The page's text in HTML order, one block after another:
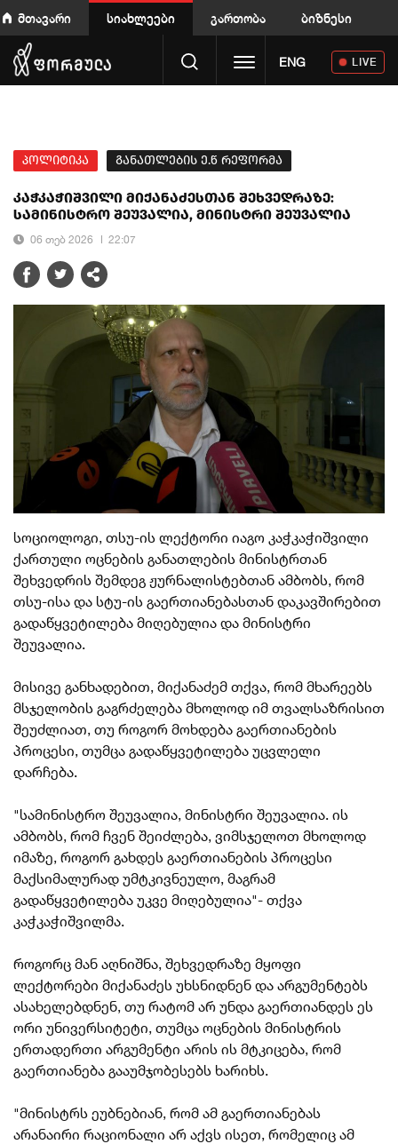
მთავარი სიახლეები გართობა ბიზნესი
Toggle navigation
ENG LIVE
პოლიტიკა განათლების ე.წ რეფორმა
კაჭკაჭიშვილი მიქანაძესთან შეხვედრაზე:
სამინისტრო შეუვალია, მინისტრი შეუვალია
06 თებ 2026 22:07
სოციოლოგი, თსუ-ის ლექტორი იაგო კაჭკაჭიშვილი
ქართული ოცნების განათლების მინისტრთან
შეხვედრის შემდეგ ჟურნალისტებთან ამბობს, რომ
თსუ-ისა და სტუ-ის გაერთიანებასთან დაკავშირებით
გადაწყვეტილება მიღებულია და მინისტრი
შეუვალია.
მისივე განხადებით, მიქანაძემ თქვა, რომ მხარეებს
მსჯელობის გაგრძელება მხოლოდ იმ თვალსაზრისით
შეუძლიათ, თუ როგორ მოხდება გაერთიანების
პროცესი, თუმცა გადაწყვეტილება უცვლელი
დარჩება.
"სამინისტრო შეუვალია, მინისტრი შეუვალია. ის
ამბობს, რომ ჩვენ შეიძლება, ვიმსჯელოთ მხოლოდ
იმაზე, როგორ გახდეს გაერთიანების პროცესი
მაქსიმალურად უმტკივნეულო, მაგრამ
გადაწყვეტილება უკვე მიღებულია"- თქვა
კაჭკაჭიშვილმა.
როგორც მან აღნიშნა, შეხვედრაზე მყოფი
ლექტორები მიქანაძეს უხსნიდნენ და არგუმენტებს
ასახელებდნენ, თუ რატომ არ უნდა გაერთიანდეს ეს
ორი უნივერსიტეტი, თუმცა ოცნების მინისტრის
ერთადერთი არგუმენტი არის ის მტკიცება, რომ
გაერთიანება გააუმჯობესებს ხარიხს.
"მინისტრს ეუბნებიან, რომ ამ გაერთიანებას
არანაირი რაციონალი არ აქვს ისეთ, რომელიც ამ